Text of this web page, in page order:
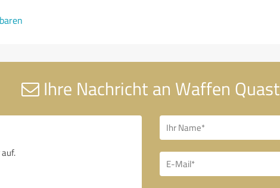
Ihre Nachricht an Waffen Quast